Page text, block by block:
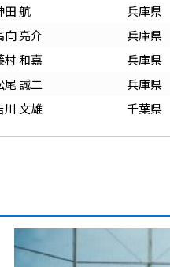
田 航
兵庫県
向 亮介
兵庫県
村 和嘉
兵庫県
尾 誠二
兵庫県
川 文雄
千葉県